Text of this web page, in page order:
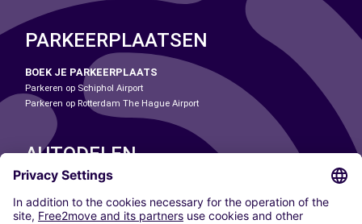
PARKEERPLAATSEN
BOEK JE PARKEERPLAATS
Parkeren op Schiphol Airport
Parkeren op Rotterdam The Hague Airport
AUTODELEN
ONZE STEDEN
Paris
Madrid